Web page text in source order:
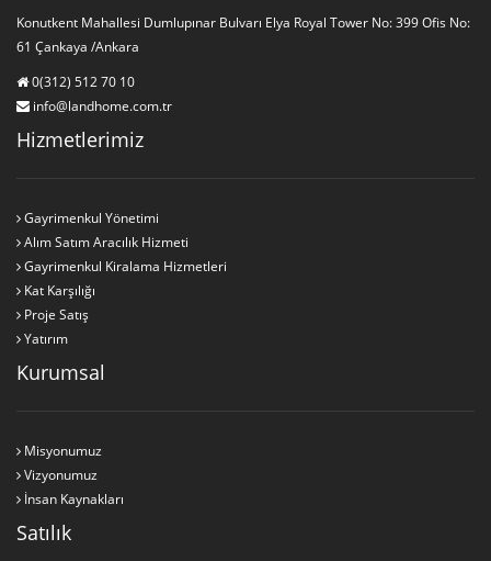
Konutkent Mahallesi Dumlupınar Bulvarı Elya Royal Tower No: 399 Ofis No:
61 Çankaya /Ankara
0(312) 512 70 10
info@landhome.com.tr
Hizmetlerimiz
Gayrimenkul Yönetimi
Alım Satım Aracılık Hizmeti
Gayrimenkul Kiralama Hizmetleri
Kat Karşılığı
Proje Satış
Yatırım
Kurumsal
Misyonumuz
Vizyonumuz
İnsan Kaynakları
Satılık